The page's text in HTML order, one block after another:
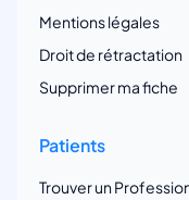
Mentions légales
Droit de rétractation
Supprimer ma fiche
Patients
Trouver un